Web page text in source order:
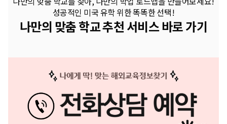
성공적인 미국 유학 위한 똑똑한 선택!
나만의 맞춤 학교 추천 서비스 바로 가기